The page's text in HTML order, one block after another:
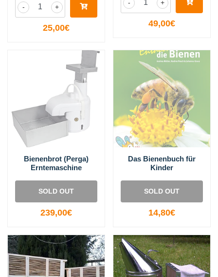
+
-
25,00€
+
-
49,00€
Bienenbrot (Perga)
Erntemaschine
SOLD OUT
239,00€
Das Bienenbuch für
Kinder
SOLD OUT
14,80€